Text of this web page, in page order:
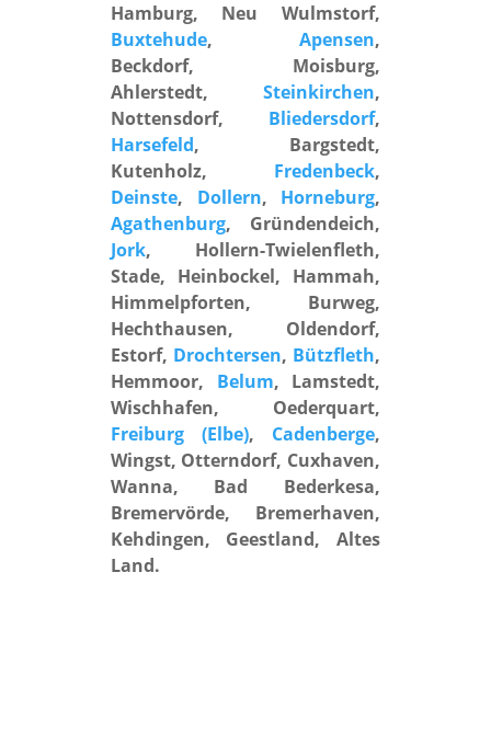
Hamburg, Neu Wulmstorf,
Buxtehude,Apensen,
Beckdorf, Moisburg,
Ahlerstedt,Steinkirchen,
Nottensdorf, Bliedersdorf,
Harsefeld, Bargstedt,
Kutenholz, Fredenbeck,
Deinste, Dollern, Horneburg,
Agathenburg, Gründendeich,
Jork, Hollern-Twielenfleth,
Stade, Heinbockel, Hammah,
Himmelpforten, Burweg,
Hechthausen, Oldendorf,
Estorf, Drochtersen, Bützfleth,
Hemmoor, Belum, Lamstedt,
Wischhafen, Oederquart,
Freiburg (Elbe), Cadenberge,
Wingst, Otterndorf, Cuxhaven,
Wanna, Bad Bederkesa,
Bremervörde, Bremerhaven,
Kehdingen, Geestland, Altes
Land.